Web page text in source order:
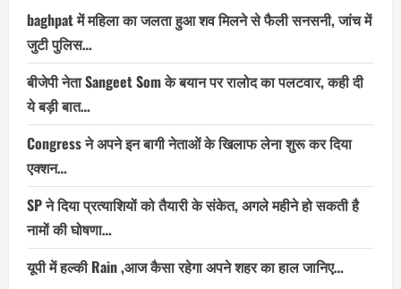
baghpat में महिला का जलता हुआ शव मिलने से फैली सनसनी, जांच में
जुटी पुलिस…
बीजेपी नेता Sangeet Som के बयान पर रालोद का पलटवार, कही दी
ये बड़ी बात…
Congress ने अपने इन बागी नेताओं के खिलाफ लेना शुरू कर दिया
एक्शन…
SP ने दिया प्रत्याशियों को तैयारी के संकेत, अगले महीने हो सकती है
नामों की घोषणा…
यूपी में हल्की Rain ,आज कैसा रहेगा अपने शहर का हाल जानिए…